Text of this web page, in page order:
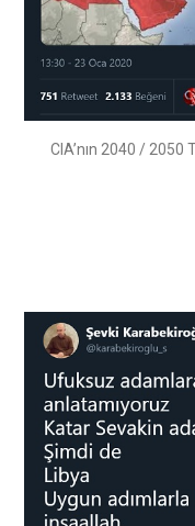
CIA’nın 2040 / 2050